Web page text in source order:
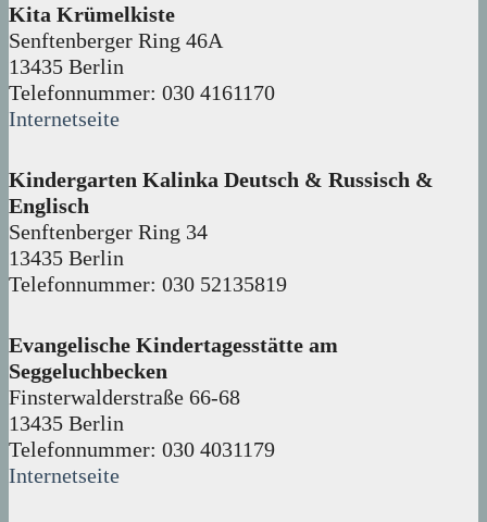
Kita Krümelkiste
Senftenberger Ring 46A
13435 Berlin
Telefonnummer: 030 4161170
Internetseite
Kindergarten Kalinka Deutsch & Russisch &
Englisch
Senftenberger Ring 34
13435 Berlin
Telefonnummer: 030 52135819
Evangelische Kindertagesstätte am
Seggeluchbecken
Finsterwalderstraße 66-68
13435 Berlin
Telefonnummer: 030 4031179
Internetseite